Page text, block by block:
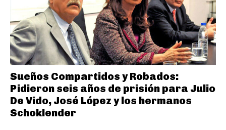
Sueños Compartidos y Robados:
Pidieron seis años de prisión para Julio
De Vido, José López y los hermanos
Schoklender